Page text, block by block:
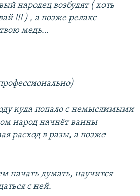
народец возбудят ( хоть
!!! ) , а позже релакс
медь…
куда попало с немыслимыми
народ начнёт ванны
расход в разы, а позже
начать думать, научится
с ней.